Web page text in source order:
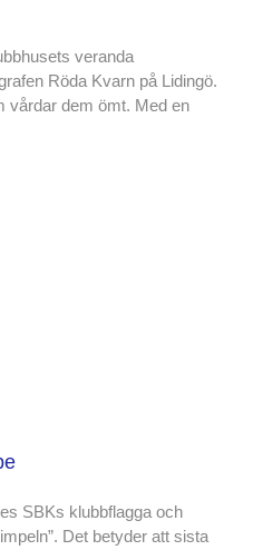
veranda
Röda Kvarn på Lidingö.
vårdar dem ömt. Med en
SBKs klubbflagga och
Det betyder att sista